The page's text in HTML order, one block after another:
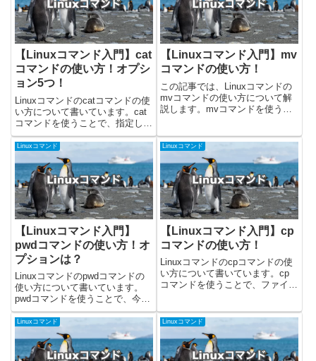
【Linuxコマンド入門】cat
コマンドの使い方！オプシ
ョン5つ！
Linuxコマンドのcatコマンドの使
い方について書いています。cat
コマンドを使うことで、指定した
パスのファイルの内容を表示する
ことができます。今回載せている
コマンドはUbuntuの22.04.2で確
認しました！catコマンドの使い
方ca...
【Linuxコマンド入門】mv
コマンドの使い方！
この記事では、Linuxコマンドの
mvコマンドの使い方について解
説します。mvコマンドを使うこ
ます。今回掲載しているコマンド
はUbuntu 24.04.1で確認しまし
た！mvコマン...
Linuxコマンド
【Linuxコマンド入門】
pwdコマンドの使い方！オ
プションは？
Linuxコマンドのpwdコマンドの
使い方について書いています。
pwdコマンドを使うことで、今い
るディレクトリ位置(カレントデ
ィレクトリ)を確認することがで
きます。今回載せているコマンド
はUbuntuの22.04.2で確認しまし
た！pwdコ...
Linuxコマンド
【Linuxコマンド入門】cp
コマンドの使い方！
Linuxコマンドのcpコマンドの使
い方について書いています。cp
コマンドを使うことで、ファイル
ンドはUbuntu 24.04.1で確認しま
した！cpコマンドの使い方cpコ
マンドを...
Linuxコマンド Linuxコマンド